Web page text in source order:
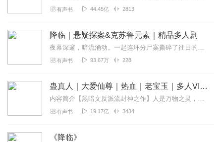
有声书 44.45亿 2813
降临｜悬疑探案&克苏鲁元素｜精品多人剧
夜幕深邃，暗流涌动。一起连环分尸案撕碎了往日的平静，死者死相惨烈，尸体还被刻上了不知名的诡异符号。严飞顶着破案的压力和新同事法医方止的莫名针对疲惫不堪，接...
有声书 93.67万 228
蛊真人｜大爱仙尊｜热血｜老宝玉｜多人VIP免费有声剧
内容简介【黑暗文反派流封神之作】人是万物之灵，蛊是天地真精。一个穿越者不断重生的故事。一个养蛊、炼蛊、用蛊的奇特世界。配音组（男角色）老宝玉旁白...
有声书 19.17亿 3434
《降临》